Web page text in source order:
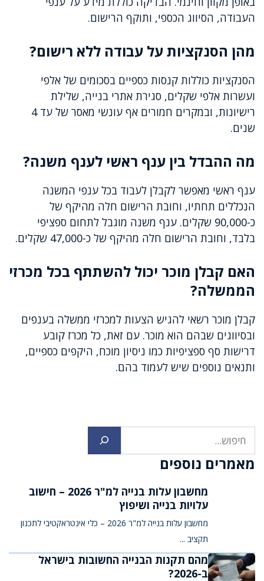
העבודה, הסיווג הכספי, ותוקף הרישום.
מהן הסנקציות על עבודה ללא רישום?
הסנקציות כוללות קנסות כספיים בסכומים של אלפי
ועשרות אלפי שקלים, סגירת אתרי בנייה, שלילת
רישיונות, ובמקרים חמורים אף עונשי מאסר של עד 4
שנים.
מה ההבדל בין ענף ראשי לענף משנה?
ענף ראשי מאפשר לקבלן לעבוד בכל ענפי המשנה
הנכללים תחתיו, וחובת הרישום חלה מהיקף של
כ-90,000 שקלים. ענף משנה מוגבל לתחום ספציפי
בלבד, וחובת הרישום חלה מהיקף של כ-47,000 שקלים.
האם קבלן מוכר יכול להשתתף בכל מכרזי
הממשלה?
קבלן מוכר רשאי להגיש הצעות למכרזי ממשלה בענפים
ובסיווגים שבהם הוא מוכר. עם זאת, כל מכרז קובע
דרישות סף ספציפיות כמו ניסיון מוכח, היקפים כספיים,
ותנאים נוספים שיש לעמוד בהם.
מאמרים נוספים
מחשבון עלות בנייה למ"ר 2026 – חישוב
עלויות בנייה ושיפוץ
מחשבון עלות בנייה למ"ר 2026 – כלי אינטראקטיבי לתכנון
תקציב ...
מהם תקנות הבנייה החשובות בישראל
ב-2026?